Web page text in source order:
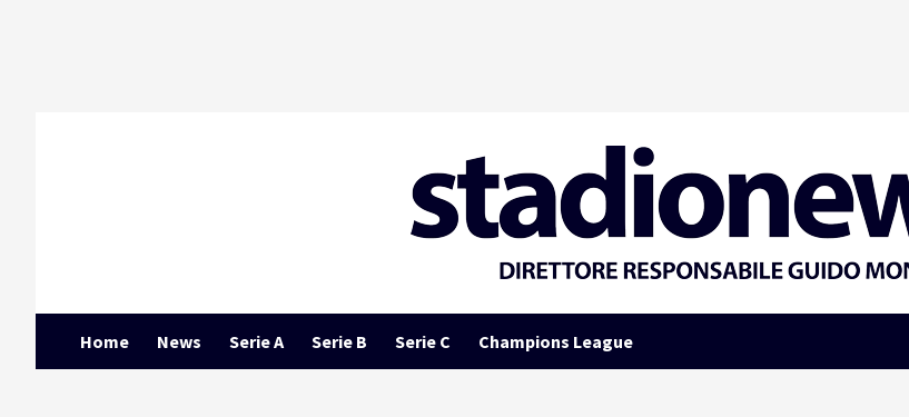
Home News Serie A Serie B Serie C Champions League